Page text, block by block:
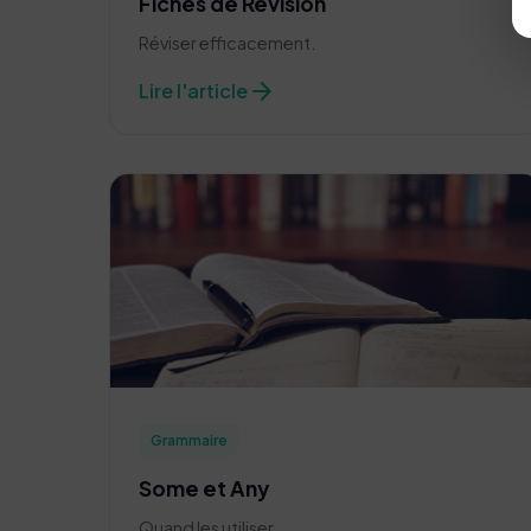
Réviser efficacement.
Lire l'articlearrow_forward
Grammaire
Some et Any